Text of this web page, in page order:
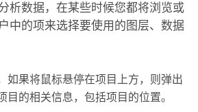
析数据，在某些时候您都将浏览或
中的项来选择要使用的图层、数据
如果将鼠标悬停在项目上方，则弹出
目的相关信息，包括项目的位置。